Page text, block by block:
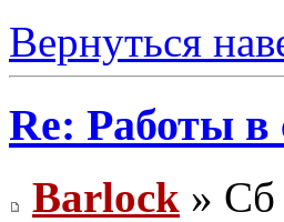
Вернуться
Re: Работы в
Barlock » Сб